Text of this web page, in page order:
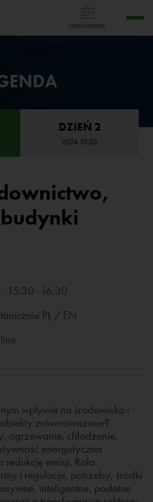
LOGOWANIE
DZIEŃ 2
2024.10.03
15:30 -16:30
PL / EN
wpływie na środowisko i
zrównoważone?
ogrzewanie, chłodzenie,
energetyczna
emisji. Rola
i regulacje, potrzeby, środki
inteligentne, podatne